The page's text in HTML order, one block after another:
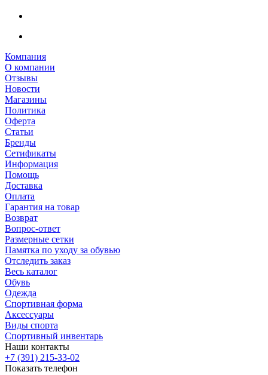
Компания
О компании
Отзывы
Новости
Магазины
Политика
Оферта
Статьи
Бренды
Сетификаты
Информация
Помощь
Доставка
Оплата
Гарантия на товар
Возврат
Вопрос-ответ
Размерные сетки
Памятка по уходу за обувью
Отследить заказ
Весь каталог
Обувь
Одежда
Спортивная форма
Аксессуары
Виды спорта
Спортивный инвентарь
Наши контакты
+7 (391) 215-33-02
Показать телефон